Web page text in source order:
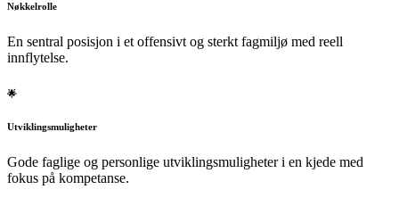
Nøkkelrolle
En sentral posisjon i et offensivt og sterkt fagmiljø med reell
innflytelse.
🌟
Utviklingsmuligheter
Gode faglige og personlige utviklingsmuligheter i en kjede med
fokus på kompetanse.